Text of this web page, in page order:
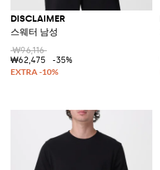
DISCLAIMER
스웨터 남성
₩96,116
₩62,475
-35%